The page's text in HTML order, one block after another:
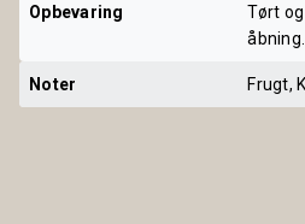
Opbevaring
Tørt
åbning.
Noter Frugt,